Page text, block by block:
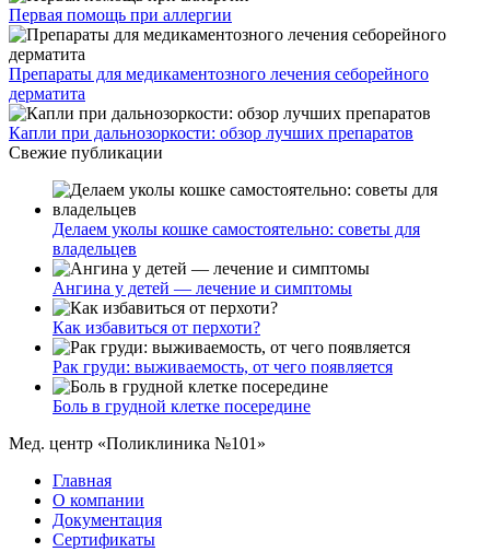
Первая помощь при аллергии
Препараты для медикаментозного лечения себорейного
дерматита
Капли при дальнозоркости: обзор лучших препаратов
Свежие публикации
Делаем уколы кошке самостоятельно: советы для
владельцев
Ангина у детей — лечение и симптомы
Как избавиться от перхоти?
Рак груди: выживаемость, от чего появляется
Боль в грудной клетке посередине
Мед. центр «Поликлиника №101»
Главная
О компании
Документация
Сертификаты